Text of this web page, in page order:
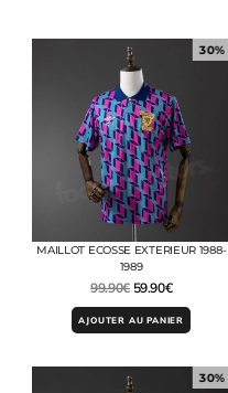
30%
MAILLOT ECOSSE EXTERIEUR 1988-
1989
99.90€ 59.90€
AJOUTER AU PANIER
30%